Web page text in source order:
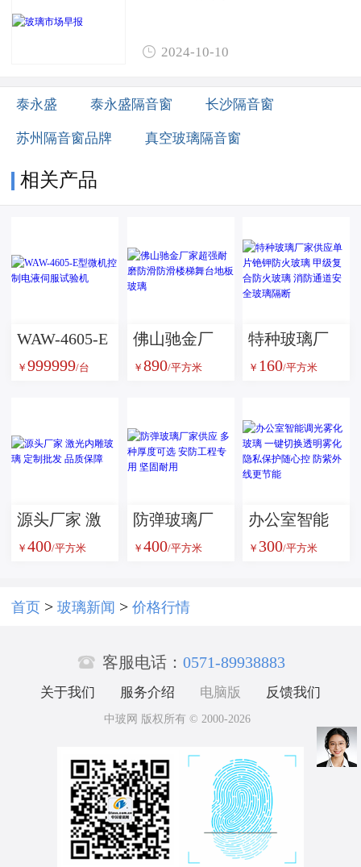
 2024-10-10
泰永盛 泰永盛隔音窗 长沙隔音窗
苏州隔音窗品牌 真空玻璃隔音窗
相关产品
WAW-4605-E
型微机控制
￥ 999999/台
佛山驰金厂
家超强耐磨
玻璃
￥ 890/平方米
特种玻璃厂
家供应单片
璃 甲级复合
防火玻璃 消
防通道安全
￥ 160/平方米
源头厂家 激
光内雕玻璃
质保障
￥ 400/平方米
防弹玻璃厂
家供应 多种
防工程专用
￥ 400/平方米
办公室智能
调光雾化玻
控 防紫外线
更节能
￥ 300/平方米
首页 > 玻璃新闻 > 价格行情
 客服电话： 0571-89938883
关于我们 服务介绍 电脑版 反馈我们
中玻网 版权所有 © 2000-2026